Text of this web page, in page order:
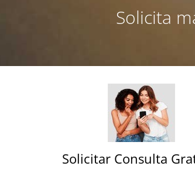
Solicita
Solicitar Consulta